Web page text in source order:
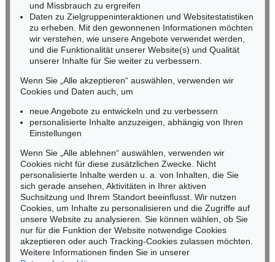
Auktion 474 - Lot 8
Die Märchenerzählerin, 1870
Ergebnis:€ 28.750
Die Zitherspielerin
Ergebnis:€ 22.500
infoheidelberg@kettererkunst.de
NORDDEUTSCHLAND
Nico Kassel, M.A.
Tel.: +49 (0)89 55244-164
Mobil: +49 (0)171 8618661
n.kassel@kettererkunst.de
Keine Auktion mehr verpassen!
Wir informieren Sie rechtzeitig.
Jetzt zum Newsletter anmelden >
und Missbrauch zu ergreifen
Daten zu Zielgruppeninteraktionen und Websitestatistiken
zu erheben. Mit den gewonnenen Informationen möchten
wir verstehen, wie unsere Angebote verwendet werden,
und die Funktionalität unserer Website(s) und Qualität
unserer Inhalte für Sie weiter zu verbessern.
Wenn Sie „Alle akzeptieren“ auswählen, verwenden wir
Cookies und Daten auch, um
neue Angebote zu entwickeln und zu verbessern
personalisierte Inhalte anzuzeigen, abhängig von Ihren
Einstellungen
Wenn Sie „Alle ablehnen“ auswählen, verwenden wir
Cookies nicht für diese zusätzlichen Zwecke. Nicht
personalisierte Inhalte werden u. a. von Inhalten, die Sie
sich gerade ansehen, Aktivitäten in Ihrer aktiven
Suchsitzung und Ihrem Standort beeinflusst. Wir nutzen
Cookies, um Inhalte zu personalisieren und die Zugriffe auf
unsere Website zu analysieren. Sie können wählen, ob Sie
nur für die Funktion der Website notwendige Cookies
akzeptieren oder auch Tracking-Cookies zulassen möchten.
Weitere Informationen finden Sie in unserer